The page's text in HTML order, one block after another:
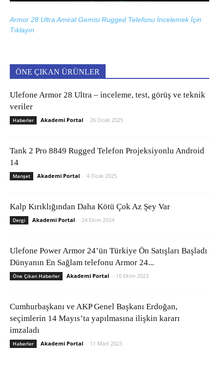
Armor 28 Ultra Amiral Gemisi Rugged Telefonu İncelemek İçin
Tıklayın
ÖNE ÇIKAN ÜRÜNLER
Ulefone Armor 28 Ultra – inceleme, test, görüş ve teknik
veriler
Haberler Akademi Portal - 26 Ocak 2025
Tank 2 Pro 8849 Rugged Telefon Projeksiyonlu Android
14
Manşet Akademi Portal - 4 Ocak 2025
Kalp Kırıklığından Daha Kötü Çok Az Şey Var
Dergi Akademi Portal - 24 Ekim 2024
Ulefone Power Armor 24’ün Türkiye Ön Satışları Başladı
Dünyanın En Sağlam telefonu Armor 24...
Öne Çıkan Haberler Akademi Portal - 16 Ekim 2023
Cumhurbaşkanı ve AKP Genel Başkanı Erdoğan,
seçimlerin 14 Mayıs’ta yapılmasına ilişkin kararı
imzaladı
Haberler Akademi Portal - 11 Mart 2023